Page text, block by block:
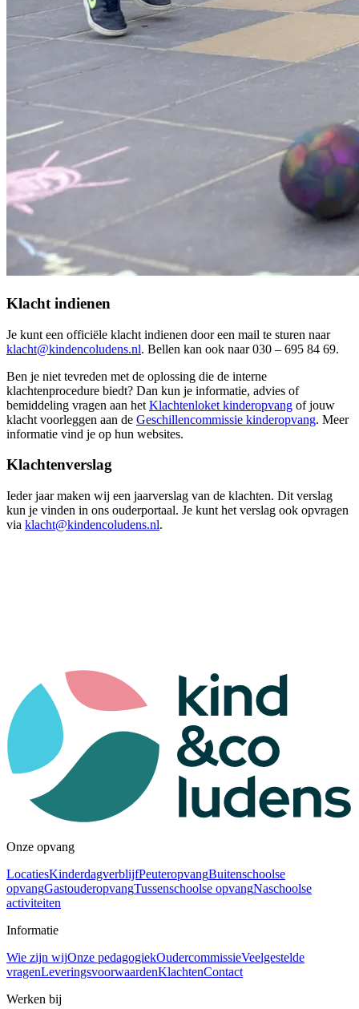
Klacht indienen
Je kunt een officiële klacht indienen door een mail te sturen naar
klacht@kindencoludens.nl. Bellen kan ook naar 030 – 695 84 69.
Ben je niet tevreden met de oplossing die de interne
klachtenprocedure biedt? Dan kun je informatie, advies of
bemiddeling vragen aan het Klachtenloket kinderopvang of jouw
klacht voorleggen aan de Geschillencommissie kinderopvang. Meer
informatie vind je op hun websites.
Klachtenverslag
Ieder jaar maken wij een jaarverslag van de klachten. Dit verslag
kun je vinden in ons ouderportaal. Je kunt het verslag ook opvragen
via klacht@kindencoludens.nl.
Onze opvang
LocatiesKinderdagverblijfPeuteropvangBuitenschoolse
opvangGastouderopvangTussenschoolse opvangNaschoolse
activiteiten
Informatie
Wie zijn wijOnze pedagogiekOudercommissieVeelgestelde
vragenLeveringsvoorwaardenKlachtenContact
Werken bij